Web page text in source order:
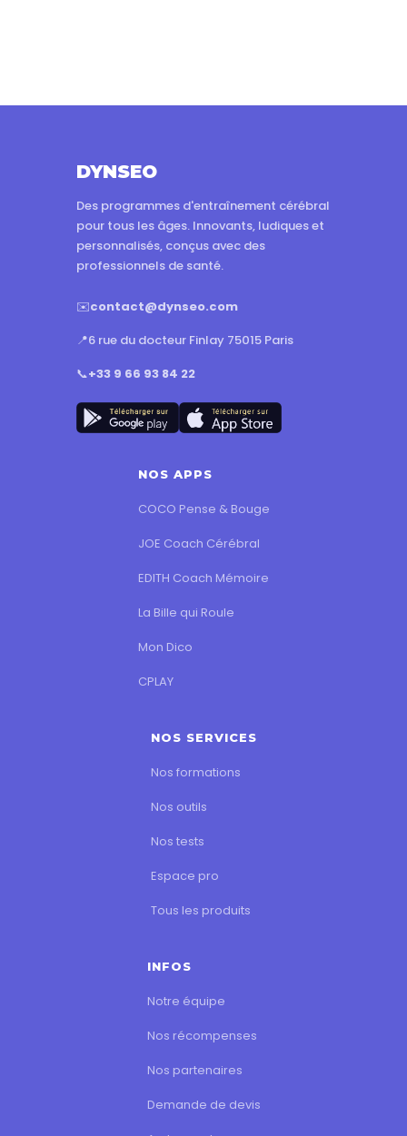
DYNSEO
Des programmes d'entraînement cérébral
pour tous les âges. Innovants, ludiques et
personnalisés, conçus avec des
professionnels de santé.
✉️contact@dynseo.com
📍6 rue du docteur Finlay 75015 Paris
📞+33 9 66 93 84 22
NOS APPS
COCO Pense & Bouge
JOE Coach Cérébral
EDITH Coach Mémoire
La Bille qui Roule
Mon Dico
CPLAY
NOS SERVICES
Nos formations
Nos outils
Nos tests
Espace pro
Tous les produits
INFOS
Notre équipe
Nos récompenses
Nos partenaires
Demande de devis